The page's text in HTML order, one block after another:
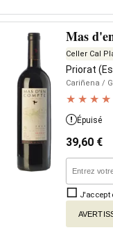
Mas
Celler Cal
Priorat
Cariñena /
Épuisé
39,60 €